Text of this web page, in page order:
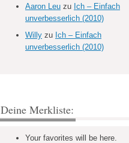
Aaron Leu zu Ich – Einfach
unverbesserlich (2010)
Willy zu Ich – Einfach
unverbesserlich (2010)
Deine Merkliste:
Your favorites will be here.